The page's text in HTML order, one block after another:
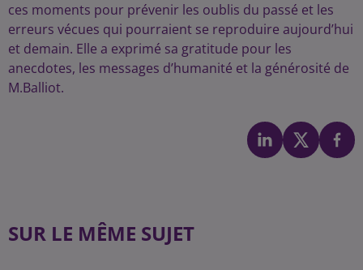
ces moments pour prévenir les oublis du passé et les
erreurs vécues qui pourraient se reproduire aujourd’hui
et demain. Elle a exprimé sa gratitude pour les
anecdotes, les messages d’humanité et la générosité de
M.Balliot.
SUR LE MÊME SUJET